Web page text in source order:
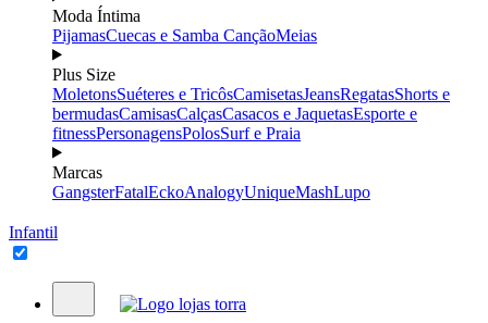
Moda Íntima
PijamasCuecas e Samba CançãoMeias
Plus Size
MoletonsSuéteres e TricôsCamisetasJeansRegatasShorts e
bermudasCamisasCalçasCasacos e JaquetasEsporte e
fitnessPersonagensPolosSurf e Praia
Marcas
GangsterFatalEckoAnalogyUniqueMashLupo
Infantil